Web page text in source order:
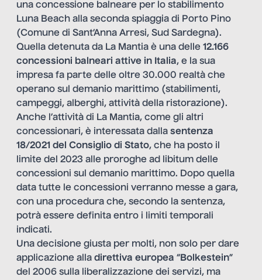
una concessione balneare per lo stabilimento
Luna Beach alla seconda spiaggia di Porto Pino
(Comune di Sant’Anna Arresi, Sud Sardegna).
Quella detenuta da La Mantia è una delle 12.166
concessioni balneari attive in Italia, e la sua
impresa fa parte delle oltre 30.000 realtà che
operano sul demanio marittimo (stabilimenti,
campeggi, alberghi, attività della ristorazione).
Anche l’attività di La Mantia, come gli altri
concessionari, è interessata dalla sentenza
18/2021 del Consiglio di Stato, che ha posto il
limite del 2023 alle proroghe ad libitum delle
concessioni sul demanio marittimo. Dopo quella
data tutte le concessioni verranno messe a gara,
con una procedura che, secondo la sentenza,
potrà essere definita entro i limiti temporali
indicati.
Una decisione giusta per molti, non solo per dare
applicazione alla direttiva europea “Bolkestein”
del 2006 sulla liberalizzazione dei servizi, ma